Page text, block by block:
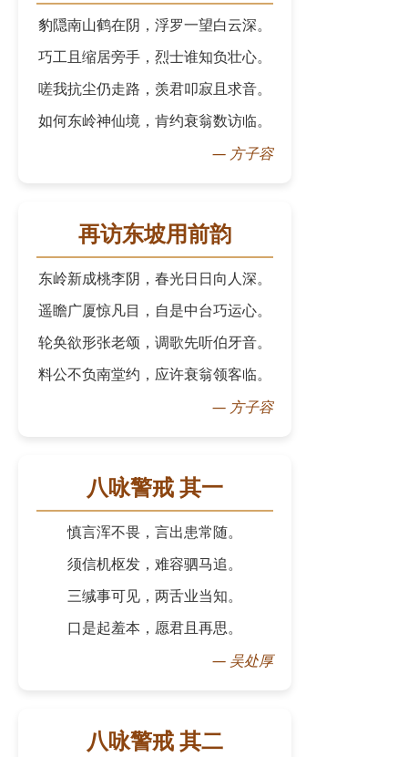
豹隠南山鹤在阴，浮罗一望白云深。
巧工且缩居旁手，烈士谁知负壮心。
嗟我抗尘仍走路，羡君叩寂且求音。
如何东岭神仙境，肯约衰翁数访临。
— 方子容
再访东坡用前韵
东岭新成桃李阴，春光日日向人深。
遥瞻广厦惊凡目，自是中台巧运心。
轮奂欲形张老颂，调歌先听伯牙音。
料公不负南堂约，应许衰翁领客临。
— 方子容
八咏警戒 其一
慎言浑不畏，言出患常随。
须信机枢发，难容驷马追。
三缄事可见，两舌业当知。
口是起羞本，愿君且再思。
— 吴处厚
八咏警戒 其二